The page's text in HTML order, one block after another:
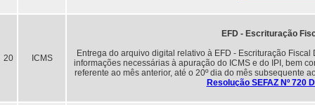
20 ICMS
EFD - Escrituração
Entrega do arquivo digital relativo à EFD - Escrituração
informações necessárias à apuração do ICMS e do IPI, bem
referente ao mês anterior, até o 20º dia do mês subsequente
Resolução SEFAZ Nº 720